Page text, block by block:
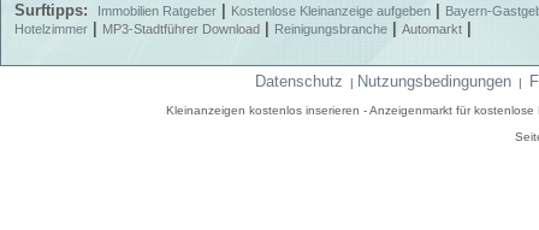
Surftipps: Immobilien Ratgeber Kostenlose Kleinanzeige aufgeben
Bayern-
Hotelzimmer
MP3-Stadtführer Download Reinigungsbranche Automarkt
Datenschutz | Nutzungsbedingungen |
Kleinanzeigen kostenlos inserieren - Anzeigenmarkt für